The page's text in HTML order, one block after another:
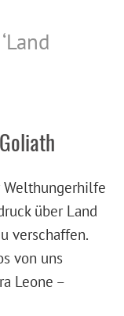
Land
Welthungerhilfe
über Land
verschaffen.
von uns
Leone –